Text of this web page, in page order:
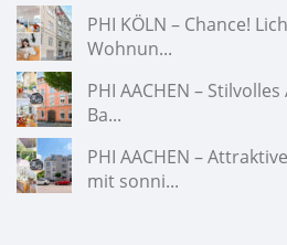
PHI KÖLN – Chance!
Wohnun...
PHI AACHEN –
Ba...
PHI AACHEN –
mit sonni...